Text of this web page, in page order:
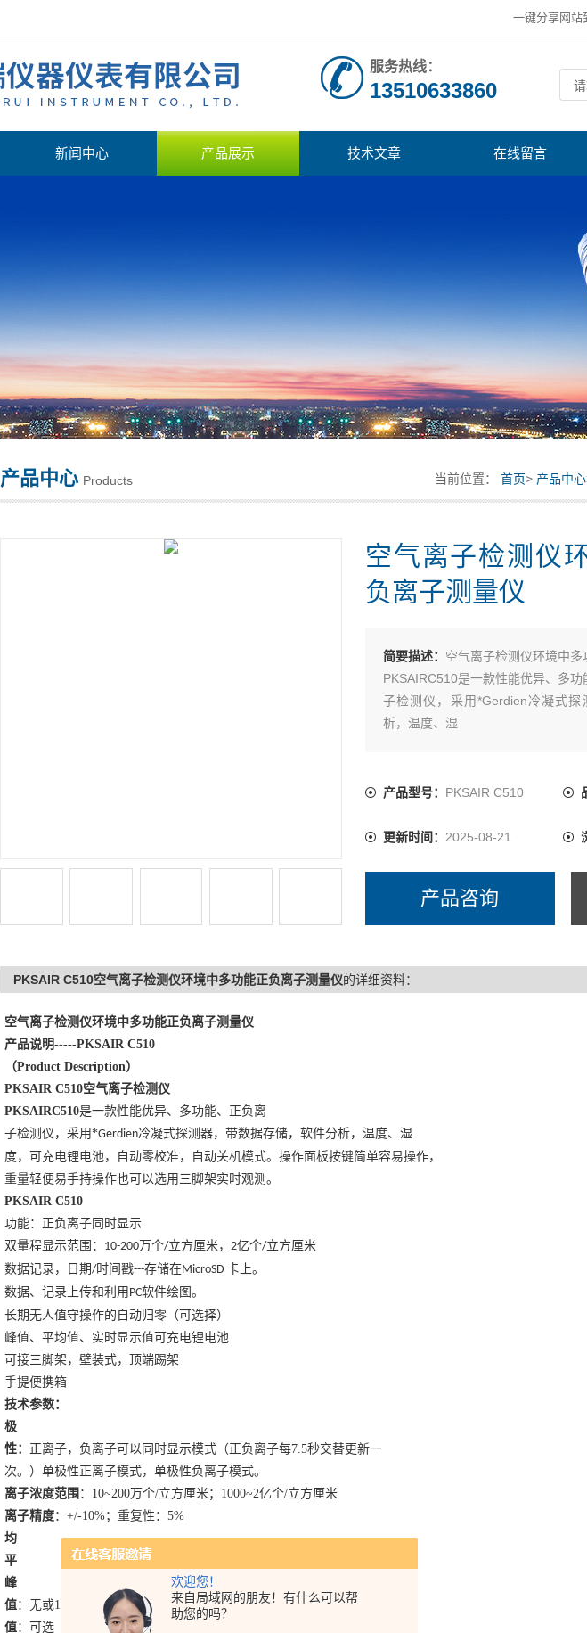
欢迎您！
来自局域网的朋友！有什么可以帮
助您的吗？
一键分享网站
服务热线：
13510633860
新闻中心 产品展示 技术文章 在线留言
产品中心 Products 当前位置： 首页> 产品中心
空气离子检测仪
负离子测量仪
简要描述： 空气离子检测仪环境中
PKSAIRC510是一款性能优异、多功
子检测仪，采用*Gerdien冷凝式
析，温度、湿
重量轻便易手持操作也可以选用三脚
功能：正负离子同时显示
产品型号： PKSAIR C510
更新时间： 2025-08-21
产品咨询
PKSAIR C510空气离子检测仪环境中多功能正负离子测量仪的详细资料：
空气离子检测仪环境中多功能正负离子测量仪
产品说明-----PKSAIR C510
（Product Description）
PKSAIR C510空气离子检测仪
PKSAIRC510是一款性能优异、多功能、正负离
子检测仪，采用*Gerdien冷凝式探测器，带数据存储，软件分析，温度、湿
度，可充电锂电池，自动零校准，自动关机模式。操作面板按键简单容易操作，
重量轻便易手持操作也可以选用三脚架实时观测。
PKSAIR C510
功能：正负离子同时显示
双量程显示范围： 10-200万个/立方厘米， 2亿个/立方厘米
数据记录，日期/时间戳---存储在MicroSD 卡上。
数据、记录上传和利用 PC软件绘图。
长期无人值守操作的自动归零（可选择）
峰值、平均值、实时显示值可充电锂电池
可接三脚架，壁装式，顶端踢架
手提便携箱
技术参数：
极
性：
正离子，负离子可以同时显示模式（正负离子每7.5秒交替更新一
次。）单极性正离子模式，单极性负离子模式。
离子浓度范围 ： 10~200万个/立方厘米； 1000~2亿个/立方厘米
离子精度： +/-10%；重复性： 5%
均
平
峰
值：无或1秒至
秒平局值可选。
值：可选（仅在单极模式下）